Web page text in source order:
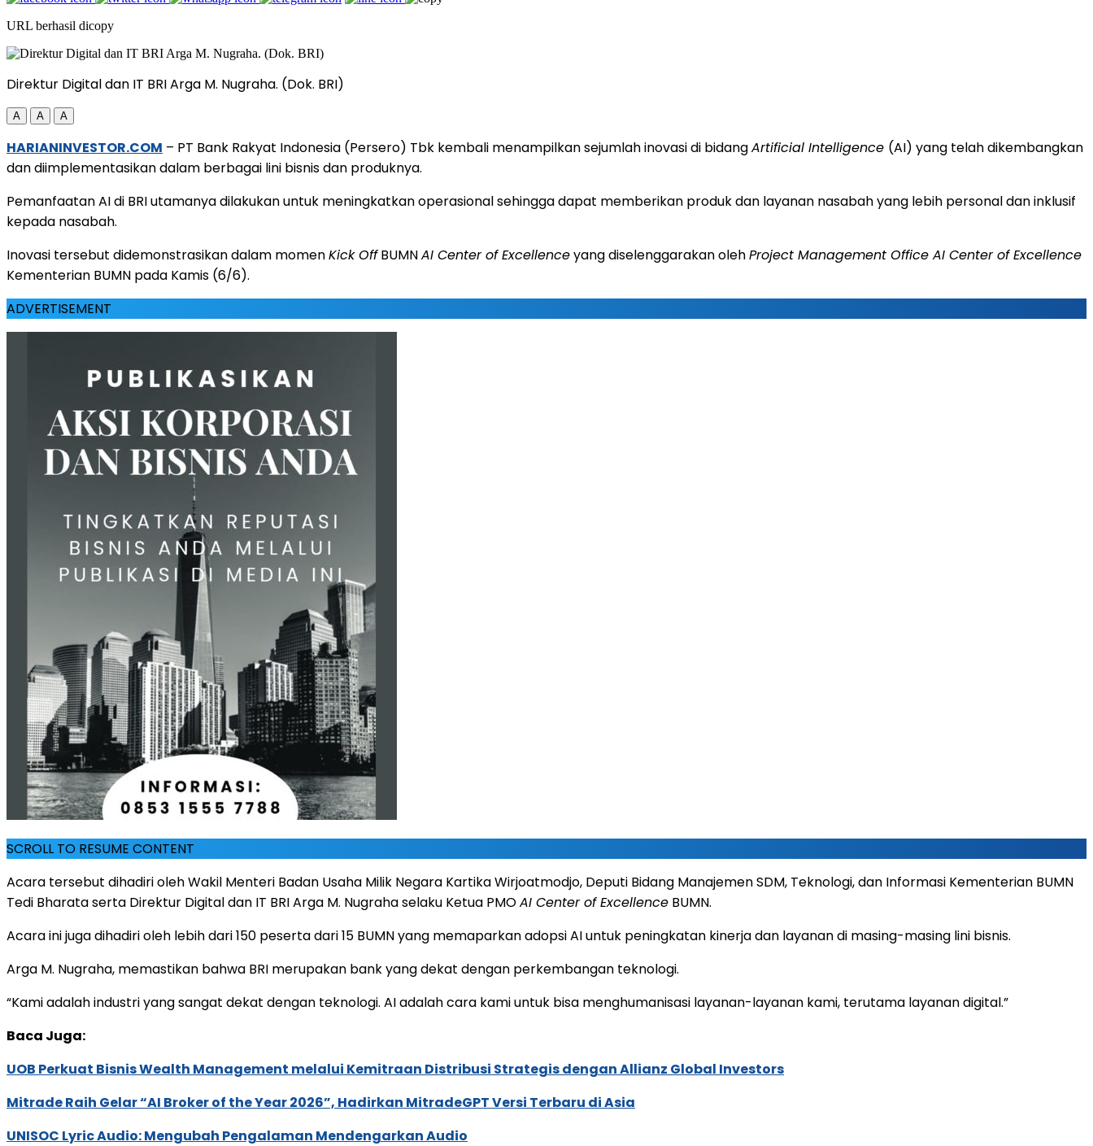
URL berhasil dicopy
Direktur Digital dan IT BRI Arga M. Nugraha. (Dok. BRI)
A A A
HARIANINVESTOR.COM – PT Bank Rakyat Indonesia (Persero) Tbk kembali menampilkan sejumlah inovasi di bidangArtificial Intelligence (AI) yang telah dikembangkan
dan diimplementasikan dalam berbagai lini bisnis dan produknya.
Pemanfaatan AI di BRI utamanya dilakukan untuk meningkatkan operasional sehingga dapat memberikan produk dan layanan nasabah yang lebih personal dan inklusif
kepada nasabah.
Inovasi tersebut didemonstrasikan dalam momenKick OffBUMNAI Center of Excellenceyang diselenggarakan olehProject Management Office AI Center of Excellence
Kementerian BUMN pada Kamis (6/6).
ADVERTISEMENT
SCROLL TO RESUME CONTENT
Acara tersebut dihadiri oleh Wakil Menteri Badan Usaha Milik Negara Kartika Wirjoatmodjo, Deputi Bidang Manajemen SDM, Teknologi, dan Informasi Kementerian BUMN
Tedi Bharata serta Direktur Digital dan IT BRI Arga M. Nugraha selaku Ketua PMOAI Center of Excellence BUMN.
Acara ini juga dihadiri oleh lebih dari 150 peserta dari 15 BUMN yang memaparkan adopsi AI untuk peningkatan kinerja dan layanan di masing-masing lini bisnis.
Arga M. Nugraha, memastikan bahwa BRI merupakan bank yang dekat dengan perkembangan teknologi.
“Kami adalah industri yang sangat dekat dengan teknologi. AI adalah cara kami untuk bisa menghumanisasi layanan-layanan kami, terutama layanan digital.”
Baca Juga:
UOB Perkuat Bisnis Wealth Management melalui Kemitraan Distribusi Strategis dengan Allianz Global Investors
Mitrade Raih Gelar “AI Broker of the Year 2026”, Hadirkan MitradeGPT Versi Terbaru di Asia
UNISOC Lyric Audio: Mengubah Pengalaman Mendengarkan Audio